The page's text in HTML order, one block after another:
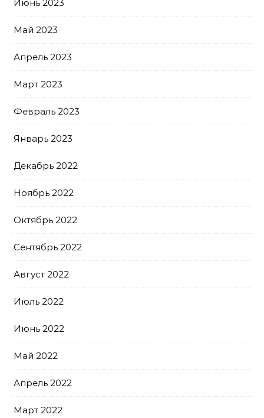
Июнь 2023
Май 2023
Апрель 2023
Март 2023
Февраль 2023
Январь 2023
Декабрь 2022
Ноябрь 2022
Октябрь 2022
Сентябрь 2022
Август 2022
Июль 2022
Июнь 2022
Май 2022
Апрель 2022
Март 2022